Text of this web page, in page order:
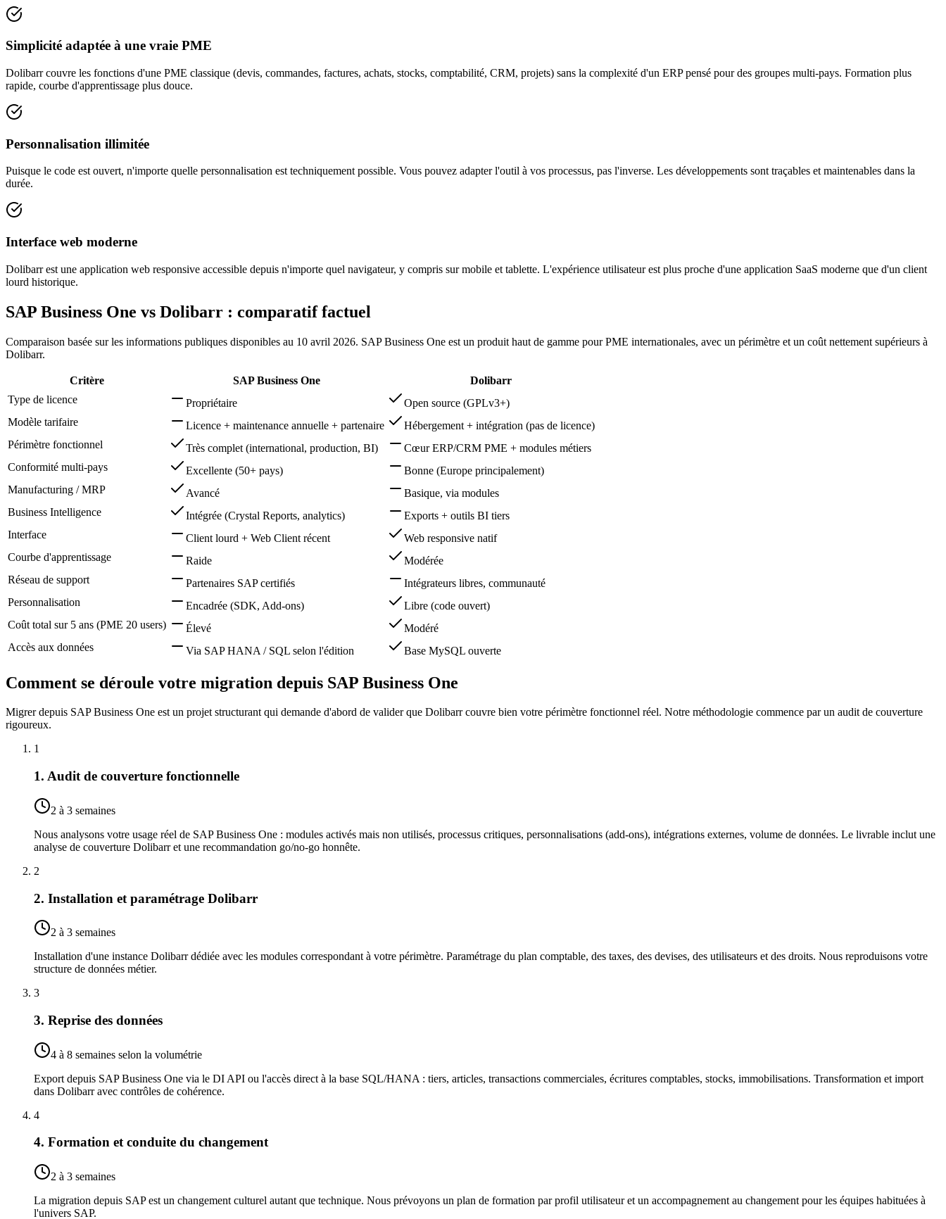
Simplicité adaptée à une vraie PME
Dolibarr couvre les fonctions d'une PME classique (devis, commandes, factures, achats, stocks, comptabilité, CRM, projets) sans la complexité d'un ERP pensé pour des groupes multi-pays. Formation plus
rapide, courbe d'apprentissage plus douce.
Personnalisation illimitée
Puisque le code est ouvert, n'importe quelle personnalisation est techniquement possible. Vous pouvez adapter l'outil à vos processus, pas l'inverse. Les développements sont traçables et maintenables dans la
durée.
Interface web moderne
Dolibarr est une application web responsive accessible depuis n'importe quel navigateur, y compris sur mobile et tablette. L'expérience utilisateur est plus proche d'une application SaaS moderne que d'un client
lourd historique.
SAP Business One vs Dolibarr : comparatif factuel
Comparaison basée sur les informations publiques disponibles au 10 avril 2026. SAP Business One est un produit haut de gamme pour PME internationales, avec un périmètre et un coût nettement supérieurs à
Dolibarr.
Critère SAP Business One
Dolibarr
Type de licence
Propriétaire
Open source (GPLv3+)
Modèle tarifaire
Licence + maintenance annuelle + partenaire
Hébergement + intégration (pas de licence)
Périmètre fonctionnel
Très complet (international, production, BI)
Cœur ERP/CRM PME + modules métiers
Conformité multi-pays
Excellente (50+ pays)
Bonne (Europe principalement)
Manufacturing / MRP
Avancé
Basique, via modules
Business Intelligence
Intégrée (Crystal Reports, analytics)
Exports + outils BI tiers
Interface
Client lourd + Web Client récent
Web responsive natif
Courbe d'apprentissage
Raide
Modérée
Réseau de support
Partenaires SAP certifiés
Intégrateurs libres, communauté
Personnalisation
Encadrée (SDK, Add-ons)
Libre (code ouvert)
Coût total sur 5 ans (PME 20 users)
Élevé
Modéré
Accès aux données
Via SAP HANA / SQL selon l'édition Base MySQL ouverte
Comment se déroule votre migration depuis SAP Business One
Migrer depuis SAP Business One est un projet structurant qui demande d'abord de valider que Dolibarr couvre bien votre périmètre fonctionnel réel. Notre méthodologie commence par un audit de couverture
rigoureux.
1
1. Audit de couverture fonctionnelle
2 à 3 semaines
Nous analysons votre usage réel de SAP Business One : modules activés mais non utilisés, processus critiques, personnalisations (add-ons), intégrations externes, volume de données. Le livrable inclut une
analyse de couverture Dolibarr et une recommandation go/no-go honnête.
2
2. Installation et paramétrage Dolibarr
2 à 3 semaines
Installation d'une instance Dolibarr dédiée avec les modules correspondant à votre périmètre. Paramétrage du plan comptable, des taxes, des devises, des utilisateurs et des droits. Nous reproduisons votre
structure de données métier.
3
3. Reprise des données
4 à 8 semaines selon la volumétrie
Export depuis SAP Business One via le DI API ou l'accès direct à la base SQL/HANA : tiers, articles, transactions commerciales, écritures comptables, stocks, immobilisations. Transformation et import
dans Dolibarr avec contrôles de cohérence.
4
4. Formation et conduite du changement
2 à 3 semaines
La migration depuis SAP est un changement culturel autant que technique. Nous prévoyons un plan de formation par profil utilisateur et un accompagnement au changement pour les équipes habituées à
l'univers SAP.